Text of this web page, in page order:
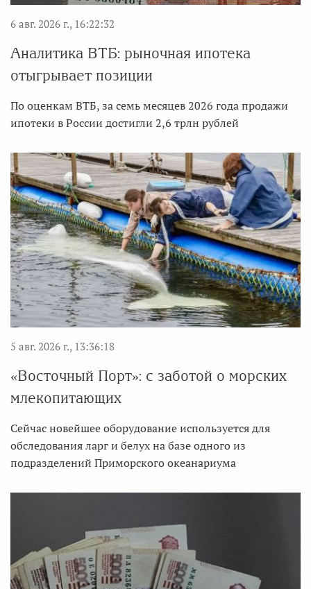
6 авг. 2026 г., 16:22:32
Аналитика ВТБ: рыночная ипотека
отыгрывает позиции
По оценкам ВТБ, за семь месяцев 2026 года продажи
ипотеки в России достигли 2,6 трлн рублей
5 авг. 2026 г., 13:36:18
«Восточный Порт»: с заботой о морских
млекопитающих
Сейчас новейшее оборудование используется для
обследования ларг и белух на базе одного из
подразделений Приморского океанариума